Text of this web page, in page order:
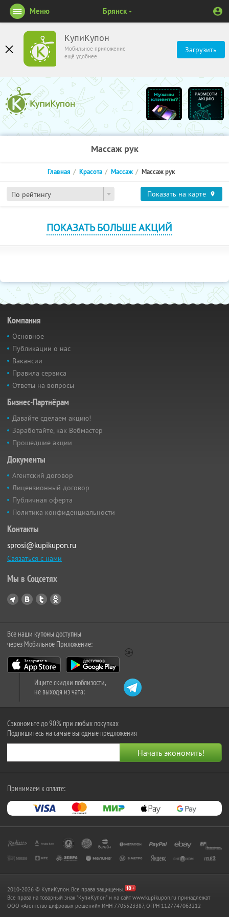
КупиКупон
Мобильное приложение
ещё удобнее
Загрузить
Меню Брянск
Массаж рук
По рейтингу
Главная Красота Массаж Массаж рук
Показать на карте
ПОКАЗАТЬ БОЛЬШЕ АКЦИЙ
Компания
Основное
Публикации о нас
Вакансии
Правила сервиса
Ответы на вопросы
Бизнес-Партнёрам
Давайте сделаем акцию!
Заработайте, как Вебмастер
Прошедшие акции
Документы
Агентский договор
Лицензионный договор
Публичная оферта
Политика конфиденциальности
Контакты
sprosi@kupikupon.ru
Связаться с нами
Мы в Соцсетях
Все наши купоны доступны
через Мобильное Приложение:
Ищите скидки поблизости,
не выходя из чата:
Сэкономьте до 90% при любых покупках
Подпишитесь на самые выгодные предложения
Принимаем к оплате:
2010-2026 © КупиКупон. Все права защищены.
Все права на товарный знак "КупиКупон" и на сайт www.kupikupon.ru принадлежат
OOO «Агентство цифровых решений» ИНН 7705523387, ОГРН 1127747063212